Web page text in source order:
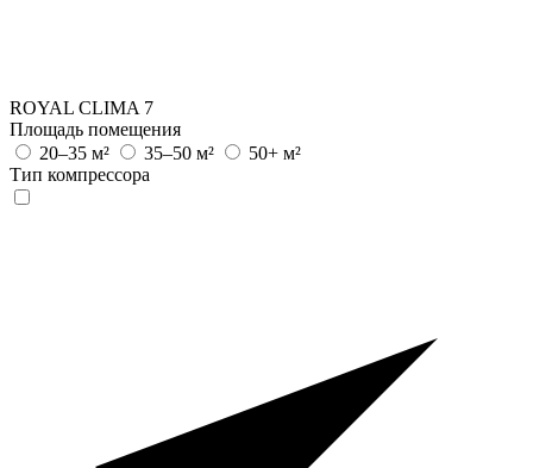
ROYAL CLIMA 7
Площадь помещения
20–35 м²
35–50 м²
50+ м²
Тип компрессора